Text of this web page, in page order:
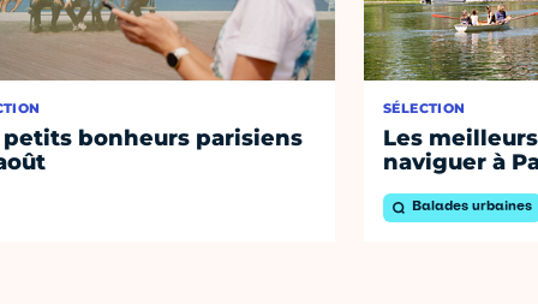
petits bonheurs parisiens
SÉLECTION
Les
naviguer à
Balades urbaines